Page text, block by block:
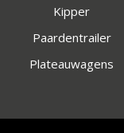
Kipper
Paardentrailer
Plateauwagens